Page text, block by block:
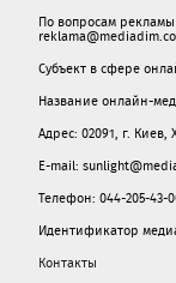
По вопросам
Субъект в сфере
Название онлайн-
Адрес: 02091, г.
E-mail:
Телефон: 044-205-43-
Идентификатор
Контакты